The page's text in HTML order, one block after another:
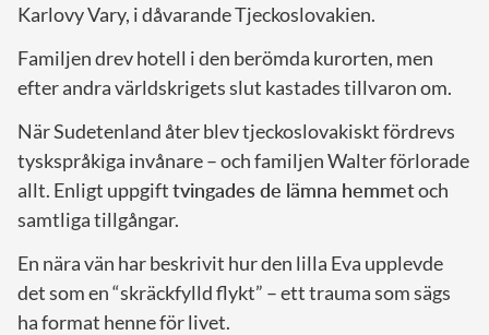
Karlovy Vary, i dåvarande Tjeckoslovakien.
Familjen drev hotell i den berömda kurorten, men
efter andra världskrigets slut kastades tillvaron om.
När Sudetenland åter blev tjeckoslovakiskt fördrevs
tyskspråkiga invånare – och familjen Walter förlorade
allt. Enligt uppgifttvingades de lämna hemmetoch
samtliga tillgångar.
En nära vän har beskrivit hur den lilla Eva upplevde
det som en “skräckfylld flykt” – ett trauma som sägs
ha format henne för livet.